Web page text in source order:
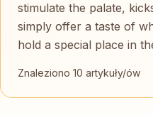
stimulate the palate,
simply offer a taste of
hold a special place in
Znaleziono 10 artykuły/ów